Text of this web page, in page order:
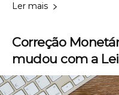
Ler mais
Correção
mudou com a